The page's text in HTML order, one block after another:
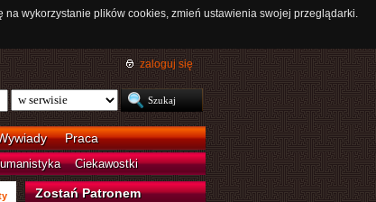
wykorzystanie plików cookies, zmień ustawienia swojej przeglądarki.
zaloguj się
Praca
Ciekawostki
Zostań Patronem